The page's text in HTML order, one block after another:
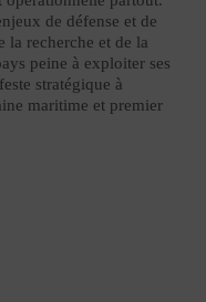
de défense et de
la recherche et de la
peine à exploiter ses
stratégique à
maritime et premier